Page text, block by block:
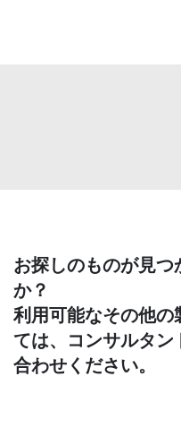
お探しのものが見つ
か？
利用可能なその他の
ては、コンサルタン
合わせください。